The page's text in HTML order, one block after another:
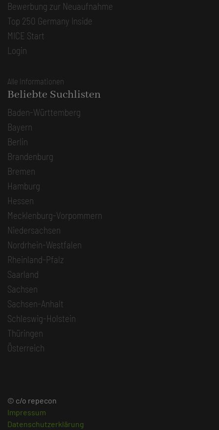
Bewerbung zur Neuaufnahme
Top 250 Germany Inside
MICE Start
Login
Alle Informationen
Beliebte Suchlisten
Baden-Württemberg
Bayern
Berlin
Brandenburg
Bremen
Hamburg
Hessen
Mecklenburg-Vorpommern
Niedersachsen
Nordrhein-Westfalen
Rheinland-Pfalz
Saarland
Sachsen
Sachsen-Anhalt
Schleswig-Holstein
Thüringen
Österreich
© c/o repecon
Impressum
Datenschutzerklärung